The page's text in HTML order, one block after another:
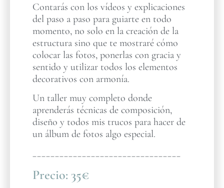
Contarás con los vídeos y explicaciones
del paso a paso para guiarte en todo
momento, no solo en la creación de la
estructura sino que te mostraré cómo
colocar las fotos, ponerlas con gracia y
sentido y utilizar todos los elementos
decorativos con armonía.
Un taller muy completo donde
aprenderás técnicas de composición,
diseño y todos mis trucos para hacer de
un álbum de fotos algo especial.
_________________________________
Precio: 35€